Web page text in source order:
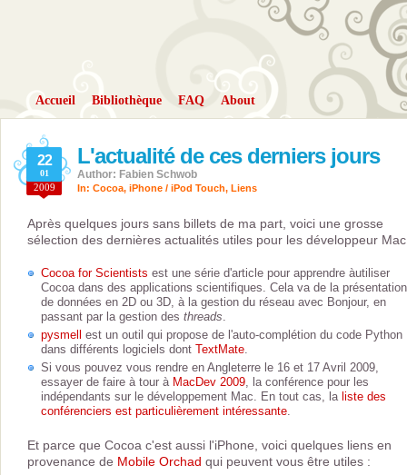
Accueil Bibliothèque FAQ About
L'actualité de ces derniers jours
22
01
2009
Author: Fabien Schwob
In: Cocoa, iPhone / iPod Touch, Liens
Après quelques jours sans billets de ma part, voici une grosse
sélection des dernières actualités utiles pour les développeur
Cocoa for Scientists est une série d'article pour apprendre àutiliser
Cocoa dans des applications scientifiques. Cela va de la présentation
de données en 2D ou 3D, à la gestion du réseau avec Bonjour, en
passant par la gestion des threads.
pysmell
est un outil qui propose de l'auto-complétion du code Python
dans différents logiciels dont TextMate.
Si vous pouvez vous rendre en Angleterre le 16 et 17 Avril 2009,
essayer de faire à tour à MacDev 2009, la conférence pour les
indépendants sur le développement Mac. En tout cas, la liste des
conférenciers est particulièrement intéressante.
Et parce que Cocoa c'est aussi l'iPhone, voici quelques liens en
provenance de Mobile Orchad qui peuvent vous être utiles :